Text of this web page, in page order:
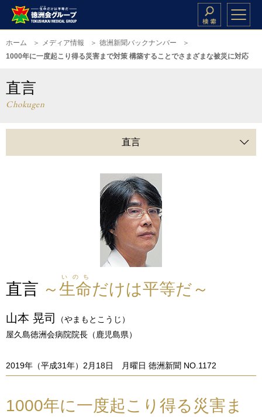
ホーム メディア情報
徳洲新聞バックナンバー
1000年に一度起こり得る災害まで対策 構築することでさまざまな被災に対応
直言
Chokugen
直言
直言 ～生命
いのち
だけは平等だ～
山本 晃司
（やまもとこうじ）
屋久島徳洲会病院院長（鹿児島県）
2019年（平成31年）2月18日 月曜日 徳洲新聞 NO.1172
1000年に一度起こり得る災害ま